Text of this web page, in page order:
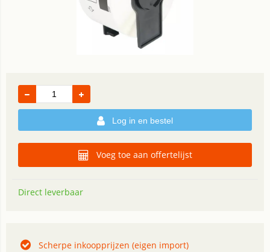
Log in en bestel
Voeg toe aan offertelijst
Direct leverbaar
Scherpe inkoopprijzen (eigen import)